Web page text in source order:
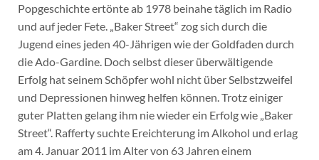
Popgeschichte ertönte ab 1978 beinahe täglich im Radio
und auf jeder Fete. „Baker Street“ zog sich durch die
Jugend eines jeden 40-Jährigen wie der Goldfaden durch
die Ado-Gardine. Doch selbst dieser überwältigende
Erfolg hat seinem Schöpfer wohl nicht über Selbstzweifel
und Depressionen hinweg helfen können. Trotz einiger
guter Platten gelang ihm nie wieder ein Erfolg wie „Baker
Street“. Rafferty suchte Ereichterung im Alkohol und erlag
am 4. Januar 2011 im Alter von 63 Jahren einem